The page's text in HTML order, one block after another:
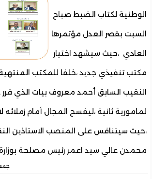
الوطنية لكتاب الضبط صباح
السبت بقصر العدل مؤتمرها
العادي ،حيث سيشهد اختيار
مكتب تنفيذي جديد ،خلفا للمكتب المنتهية
النقيب السابق أحمد معروف بيات الذي قرر
لمامورية ثانية ،ليفسح المجال أمام زملائه
،حيث سيتنافس على المنصب الاستاذين
محمدن عالي سيد اعمر رئيس مصلحة بوزارة
جمعة, 06/05/